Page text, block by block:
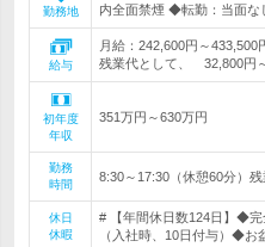
勤務地
内全面禁煙 ◆転勤：当面な
給与
月給：242,600円～
残業代として、 32,800円
初年度
年収
351万円～630万円
勤務
時間
8:30～17:30（休憩60分）
休日
休暇
# 【年間休日数124日】◆
（入社時、10日付与）◆